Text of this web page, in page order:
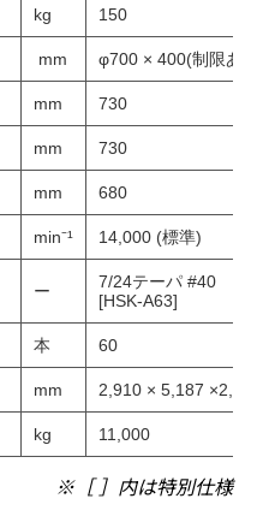
kg 150
mm φ700 × 400(制限あ
mm 730
mm 730
mm 680
min⁻¹ 14,000 (標準)
ー
7/24テーパ #40
[HSK-A63]
本 60
mm 2,910 × 5,187
kg 11,000
※［ ］内は特別仕様